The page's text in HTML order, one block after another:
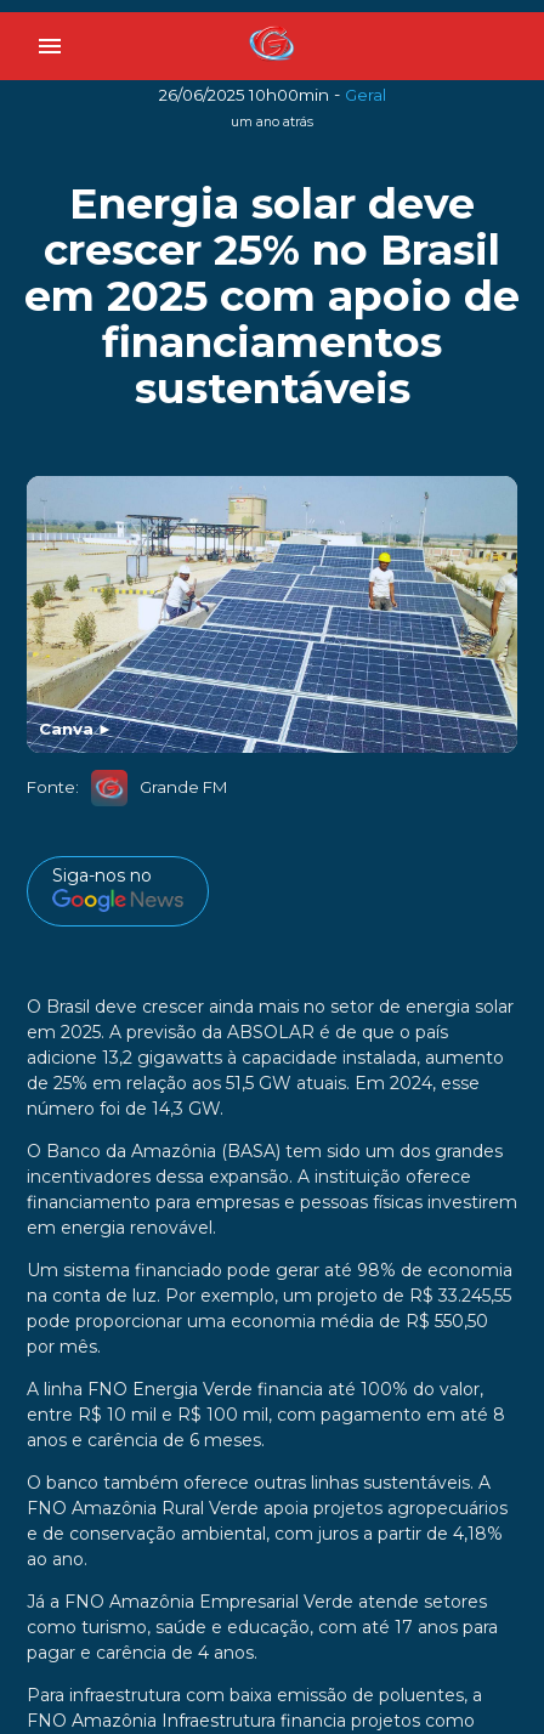
menu
26/06/2025 10h00min - Geral
um ano atrás
Energia solar deve
crescer 25% no Brasil
em 2025 com apoio de
financiamentos
sustentáveis
Canva►
Fonte: Grande FM
Siga-nos no
O Brasil deve crescer ainda mais no setor de energia solar
em 2025. A previsão da ABSOLAR é de que o país
adicione 13,2 gigawatts à capacidade instalada, aumento
de 25% em relação aos 51,5 GW atuais. Em 2024, esse
número foi de 14,3 GW.
O Banco da Amazônia (BASA) tem sido um dos grandes
incentivadores dessa expansão. A instituição oferece
financiamento para empresas e pessoas físicas investirem
em energia renovável.
Um sistema financiado pode gerar até 98% de economia
na conta de luz. Por exemplo, um projeto de R$ 33.245,55
pode proporcionar uma economia média de R$ 550,50
por mês.
A linha FNO Energia Verde financia até 100% do valor,
entre R$ 10 mil e R$ 100 mil, com pagamento em até 8
anos e carência de 6 meses.
O banco também oferece outras linhas sustentáveis. A
FNO Amazônia Rural Verde apoia projetos agropecuários
e de conservação ambiental, com juros a partir de 4,18%
ao ano.
Já a FNO Amazônia Empresarial Verde atende setores
como turismo, saúde e educação, com até 17 anos para
pagar e carência de 4 anos.
Para infraestrutura com baixa emissão de poluentes, a
FNO Amazônia Infraestrutura financia projetos como